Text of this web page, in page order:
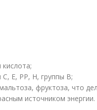
С, Е, РР, Н, группы В;
фруктоза, что
источником энергии.